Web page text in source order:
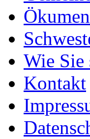
Wie Sie
Kontakt